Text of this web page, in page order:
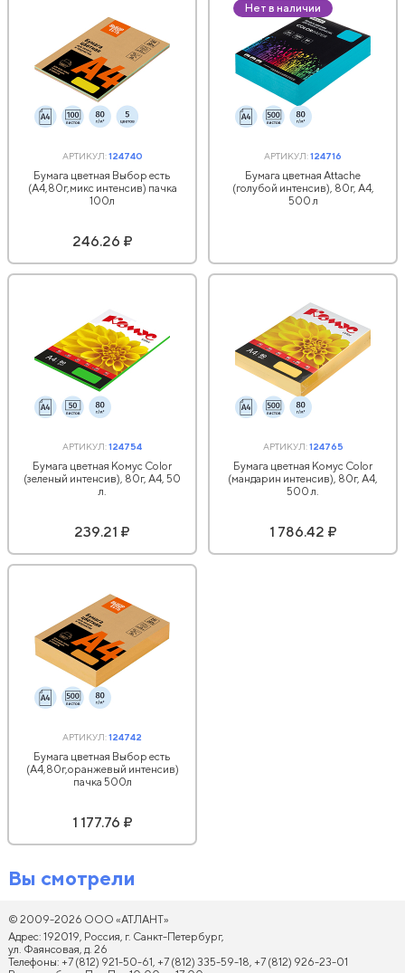
АРТИКУЛ:124740
Бумага цветная Выбор есть
(А4,80г,микс интенсив) пачка
100л
246.26 ₽
Нет в наличии
АРТИКУЛ:124716
Бумага цветная Attache
(голубой интенсив), 80г, А4,
500 л
АРТИКУЛ:124754
Бумага цветная Комус Color
(зеленый интенсив), 80г, А4, 50
л.
239.21 ₽
АРТИКУЛ:124765
Бумага цветная Комус Color
(мандарин интенсив), 80г, А4,
500 л.
1 786.42 ₽
АРТИКУЛ:124742
Бумага цветная Выбор есть
(А4,80г,оранжевый интенсив)
пачка 500л
1 177.76 ₽
Вы смотрели
© 2009-2026 ООО «АТЛАНТ»
Адрес: 192019, Россия, г. Санкт-Петербург,
ул. Фаянсовая, д. 26
Телефоны: +7 (812) 921-50-61, +7 (812) 335-59-18, +7 (812) 926-23-01